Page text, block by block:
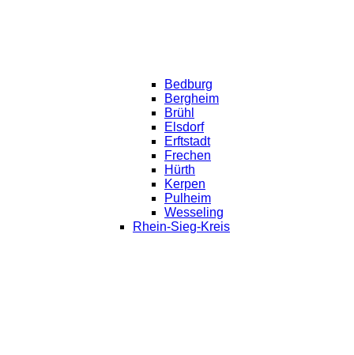
Bedburg
Bergheim
Brühl
Elsdorf
Erftstadt
Frechen
Hürth
Kerpen
Pulheim
Wesseling
Rhein-Sieg-Kreis